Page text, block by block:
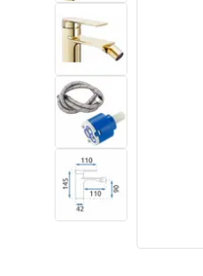
Umývadlá
Vaňa so zástenou
Batérie
Sprchy